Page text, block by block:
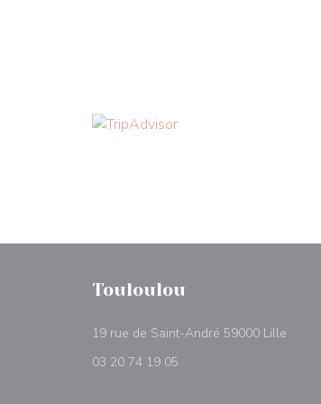
Touloulou
19 rue de Saint-André 59000 Lille
03 20 74 19 05